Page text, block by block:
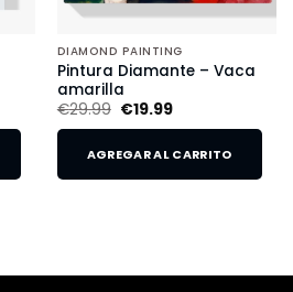
DIAMOND PAINTING
Pintura Diamante – Vaca
amarilla
€29.99 €19.99
AGREGAR AL CARRITO